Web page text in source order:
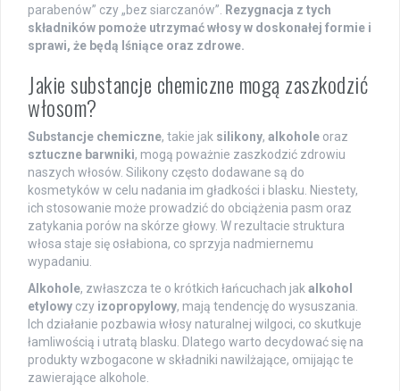
parabenów” czy „bez siarczanów”. Rezygnacja z tych
składników pomoże utrzymać włosy w doskonałej formie i
sprawi, że będą lśniące oraz zdrowe.
Jakie substancje chemiczne mogą zaszkodzić
włosom?
Substancje chemiczne, takie jak silikony, alkohole oraz
sztuczne barwniki, mogą poważnie zaszkodzić zdrowiu
naszych włosów. Silikony często dodawane są do
kosmetyków w celu nadania im gładkości i blasku. Niestety,
ich stosowanie może prowadzić do obciążenia pasm oraz
zatykania porów na skórze głowy. W rezultacie struktura
włosa staje się osłabiona, co sprzyja nadmiernemu
wypadaniu.
Alkohole, zwłaszcza te o krótkich łańcuchach jak alkohol
etylowy czy izopropylowy, mają tendencję do wysuszania.
Ich działanie pozbawia włosy naturalnej wilgoci, co skutkuje
łamliwością i utratą blasku. Dlatego warto decydować się na
produkty wzbogacone w składniki nawilżające, omijając te
zawierające alkohole.